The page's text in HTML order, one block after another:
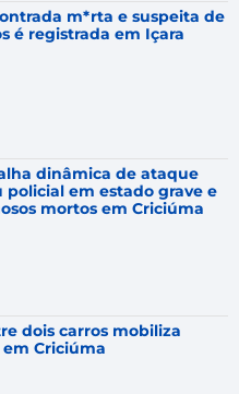
m*rta e suspeita de
é registrada em Içara
dinâmica de ataque
policial em estado grave e
mortos em Criciúma
dois carros mobiliza
Criciúma